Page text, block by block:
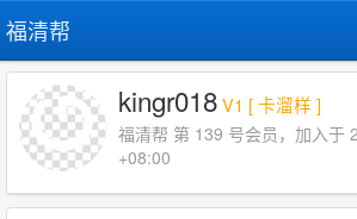
福清帮
kingr018V1 [ 卡溜样 ]
福清帮 第 139 号会员，加入于
+08:00